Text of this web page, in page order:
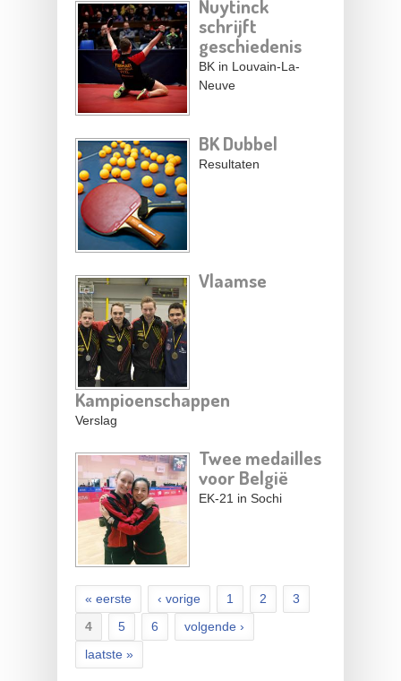
Nuytinck
schrijft
geschiedenis
BK in Louvain-La-
Neuve
BK Dubbel
Resultaten
Vlaamse
Kampioenschappen
Verslag
Twee medailles
voor België
EK-21 in Sochi
« eerste ‹ vorige 1 2
3
4
5 6
volgende ›
laatste »